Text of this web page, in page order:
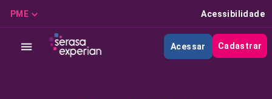
PME Acessibilidade
Acessar Cadastrar